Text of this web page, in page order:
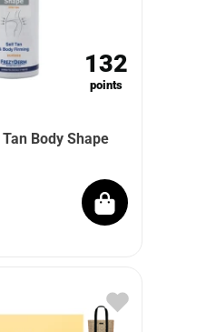
132
points
Body Shape